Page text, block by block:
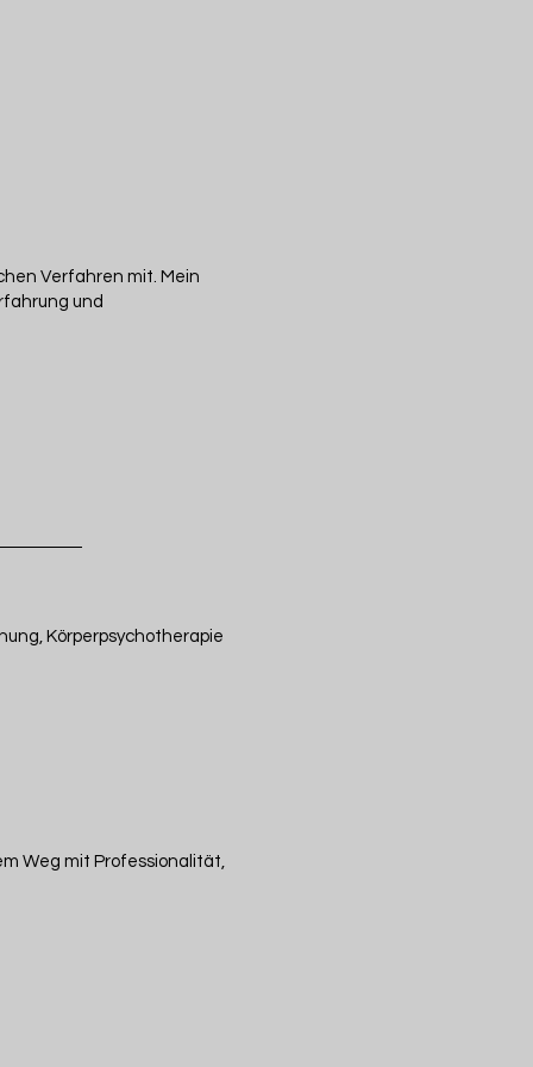
Verfahren mit. Mein
und
Körperpsychotherapie
Weg mit Professionalität,